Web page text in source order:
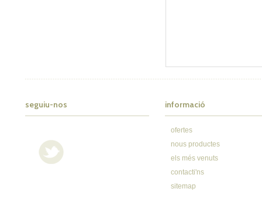
seguiu-nos informació
ofertes
nous productes
els més venuts
contacti'ns
sitemap